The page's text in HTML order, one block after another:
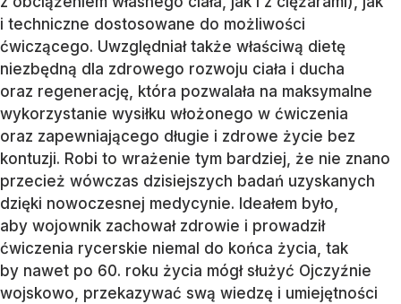
i techniczne dostosowane do możliwości
ćwiczącego. Uwzględniał także właściwą dietę
niezbędną dla zdrowego rozwoju ciała i ducha
oraz regenerację, która pozwalała na maksymalne
wykorzystanie wysiłku włożonego w ćwiczenia
oraz zapewniającego długie i zdrowe życie bez
kontuzji. Robi to wrażenie tym bardziej, że nie znano
przecież wówczas dzisiejszych badań uzyskanych
dzięki nowoczesnej medycynie. Ideałem było,
aby wojownik zachował zdrowie i prowadził
ćwiczenia rycerskie niemal do końca życia, tak
by nawet po 60. roku życia mógł służyć Ojczyźnie
wojskowo, przekazywać swą wiedzę i umiejętności